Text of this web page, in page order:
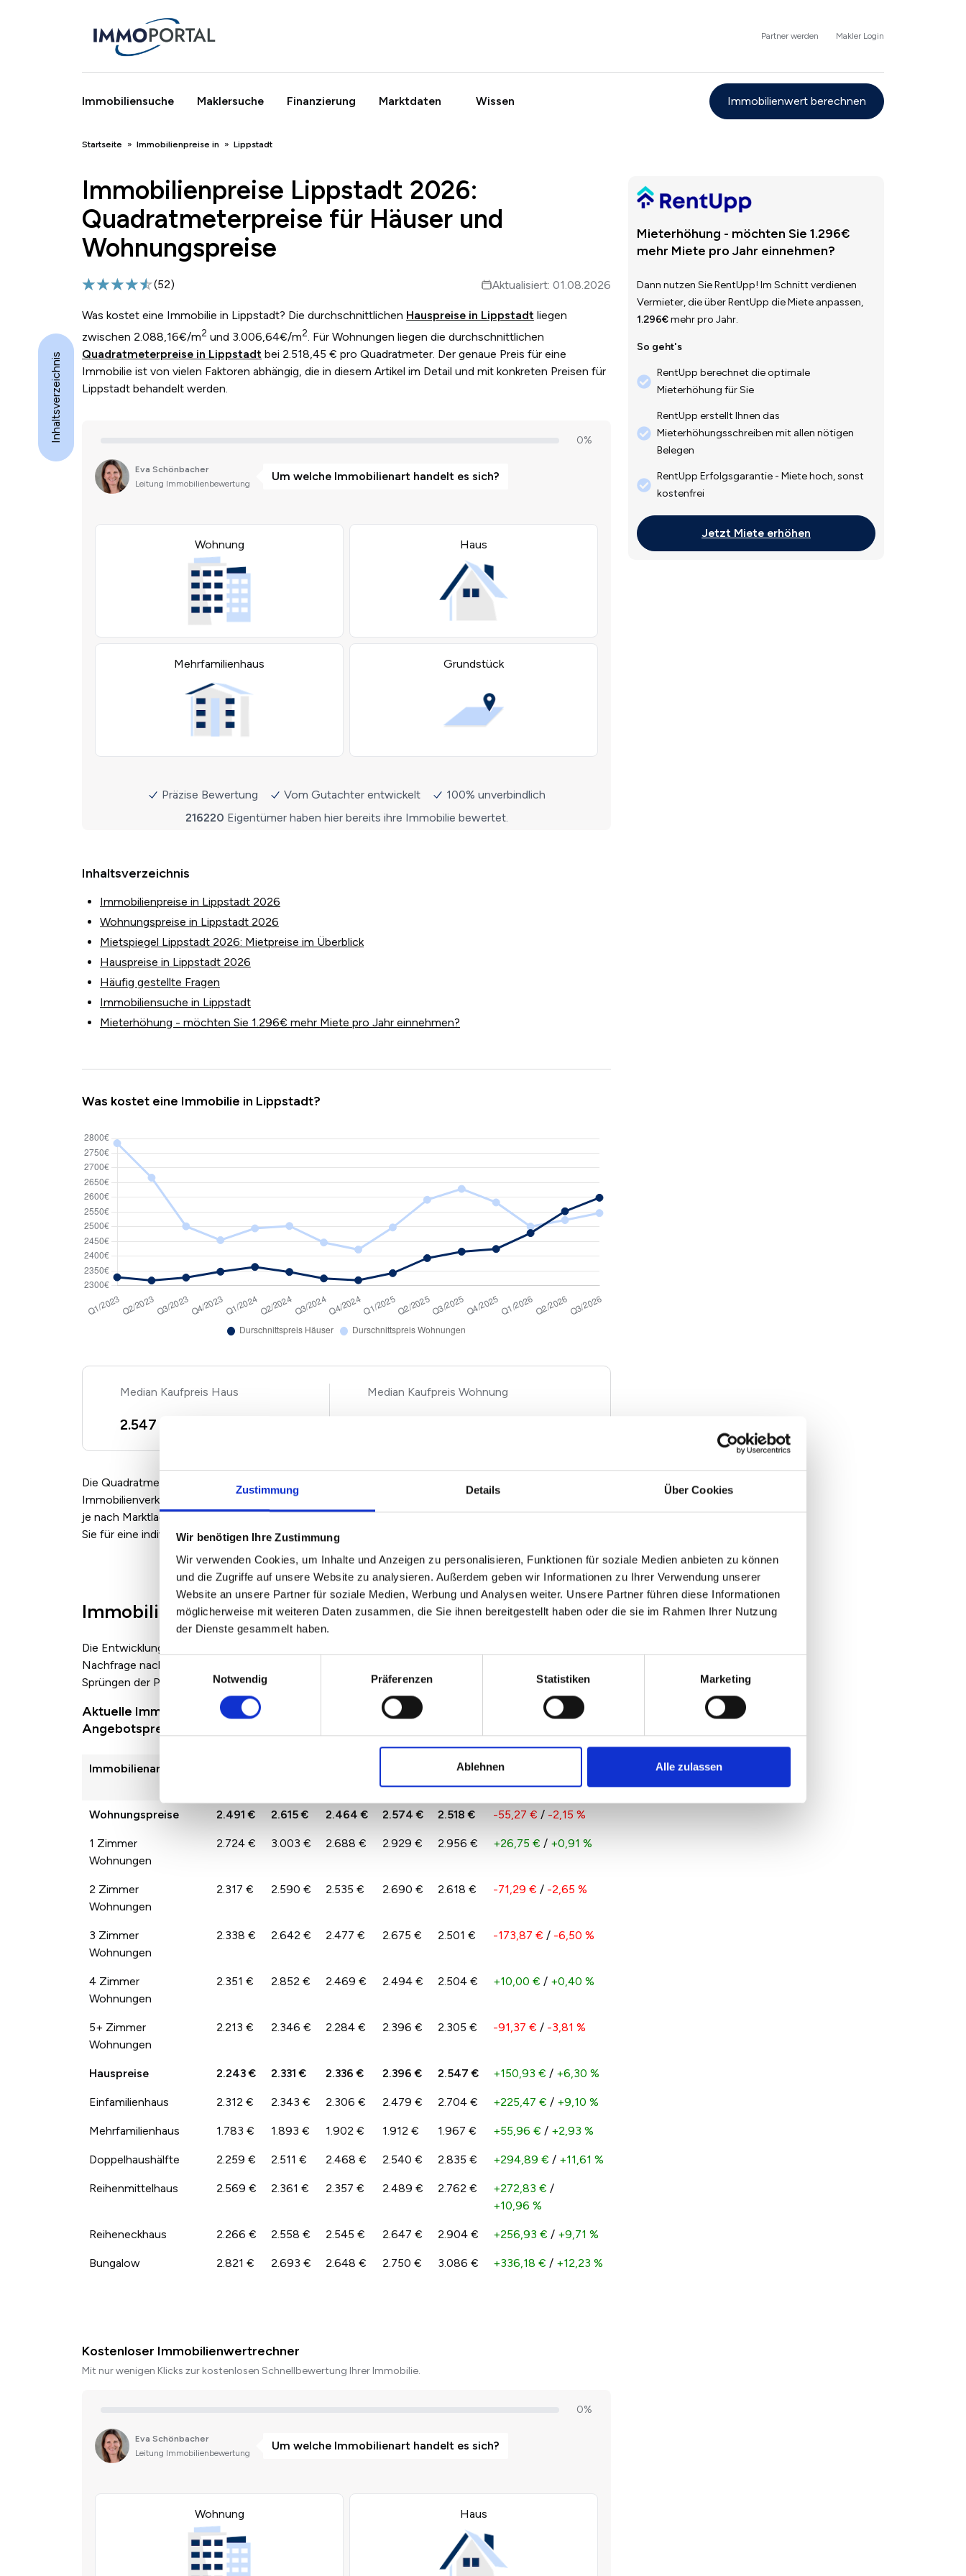
Zustimmung Details Über Cookies
Wir benötigen Ihre Zustimmung
Wir verwenden Cookies, um Inhalte und Anzeigen zu personalisieren, Funktionen für soziale Medien anbieten zu können
und die Zugriffe auf unsere Website zu analysieren. Außerdem geben wir Informationen zu Ihrer Verwendung unserer
Website an unsere Partner für soziale Medien, Werbung und Analysen weiter. Unsere Partner führen diese Informationen
möglicherweise mit weiteren Daten zusammen, die Sie ihnen bereitgestellt haben oder die sie im Rahmen Ihrer Nutzung
der Dienste gesammelt haben.
Einwilligungsauswahl
Notwendig
Präferenzen Statistiken Marketing
Ablehnen Alle zulassen
Partner werden Makler Login
Immobiliensuche Maklersuche Finanzierung Marktdaten Wissen Immobilienwert berechnen
Breadcrumb
Startseite Immobilienpreise in Lippstadt
Immobilienpreise Lippstadt 2026:
Quadratmeterpreise für Häuser und
Wohnungspreise
(52) Aktualisiert: 01.08.2026
Was kostet eine Immobilie in Lippstadt? Die durchschnittlichen Hauspreise in Lippstadt liegen
zwischen 2.088,16€/m2 und 3.006,64€/m2. Für Wohnungen liegen die durchschnittlichen
Quadratmeterpreise in Lippstadt bei 2.518,45 € pro Quadratmeter. Der genaue Preis für eine
Immobilie ist von vielen Faktoren abhängig, die in diesem Artikel im Detail und mit konkreten Preisen für
Lippstadt behandelt werden.
Inhaltsverzeichnis
Immobilienpreise in Lippstadt 2026
Wohnungspreise in Lippstadt 2026
Mietspiegel Lippstadt 2026: Mietpreise im Überblick
Hauspreise in Lippstadt 2026
Häufig gestellte Fragen
Immobiliensuche in Lippstadt
Mieterhöhung - möchten Sie 1.296€ mehr Miete pro Jahr einnehmen?
Was kostet eine Immobilie in Lippstadt?
Kaufpreis Haus
2.547 €/m
Kaufpreis Wohnung
Die Quadratmeterpreise für Eigentumswohnungen und Häuser basieren auf Angebotspreisen der von
Immobilienverkäufern und Maklern angebotenen Immobilien. Echte Verkaufspreise in Lippstadt können
je nach Marktlage, Zustand und Ausstattung entsprechend nach oben und unten abweichen. Nutzen
Sie für eine individuelle Bewertung einfach unseren
Immobilienpreise in Lippstadt 2026
Die Entwicklung der Immobilienpreise zwischen 2022 und 2026 spiegelt das Angebot und die
Nachfrage nach den jeweiligen Immobilienarten in Lippstadt wider. Hierdurch kann es auch zu größeren
Sprüngen der Preise von Jahr zu Jahr kommen.
Aktuelle Immobilienpreise in Lippstadt pro qm im Vergleich zu 2025 nach
Angebotspreisen
Immobilienart 2026
Veränderung zum
Vorjahr
Wohnungspreise 2.491 € 2.615 € 2.464 € 2.574 € 2.518 € -55,27 € / -2,15 %
1 Zimmer
Wohnungen
2.724 € 3.003 € 2.688 € 2.929 € 2.956 € +26,75 € / +0,91 %
2 Zimmer
Wohnungen
2.317 € 2.590 € 2.535 € 2.690 € 2.618 € -71,29 € / -2,65 %
3 Zimmer
Wohnungen
2.338 € 2.642 € 2.477 € 2.675 € 2.501 € -173,87 € / -6,50 %
4 Zimmer
Wohnungen
2.351 € 2.852 € 2.469 € 2.494 € 2.504 € +10,00 € / +0,40 %
5+ Zimmer
Wohnungen
2.213 € 2.346 € 2.284 € 2.396 € 2.305 € -91,37 € / -3,81 %
Hauspreise 2.243 € 2.331 € 2.336 € 2.396 € 2.547 € +150,93 € / +6,30 %
Einfamilienhaus 2.312 € 2.343 € 2.306 € 2.479 € 2.704 € +225,47 € / +9,10 %
Mehrfamilienhaus 1.783 € 1.893 € 1.902 € 1.912 € 1.967 € +55,96 € / +2,93 %
Doppelhaushälfte 2.259 € 2.511 € 2.468 € 2.540 € 2.835 € +294,89 € / +11,61 %
Reihenmittelhaus 2.569 € 2.361 € 2.357 € 2.489 € 2.762 € +272,83 € /
+10,96 %
Reiheneckhaus 2.266 € 2.558 € 2.545 € 2.647 € 2.904 € +256,93 € / +9,71 %
Bungalow 2.821 € 2.693 € 2.648 € 2.750 € 3.086 € +336,18 € / +12,23 %
Kostenloser Immobilienwertrechner
Mit nur wenigen Klicks zur kostenlosen Schnellbewertung Ihrer Immobilie.
Mieterhöhung - möchten Sie 1.296€
mehr Miete pro Jahr einnehmen?
Dann nutzen Sie RentUpp! Im Schnitt verdienen
Vermieter, die über RentUpp die Miete anpassen,
1.296€mehr pro Jahr.
So geht's
RentUpp berechnet die optimale
Mieterhöhung für Sie
RentUpp erstellt Ihnen das
Mieterhöhungsschreiben mit allen nötigen
Belegen
RentUpp Erfolgsgarantie - Miete hoch, sonst
kostenfrei
Jetzt Miete erhöhen
Inhaltsverzeichnis